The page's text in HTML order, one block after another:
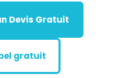
Devis Gratuit
gratuit